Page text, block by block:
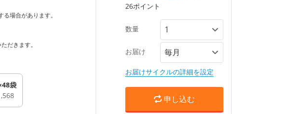
場合があります。
だきます。
袋
26ポイント
数量
お届け
お届けサイクルの詳細を設定
申し込む